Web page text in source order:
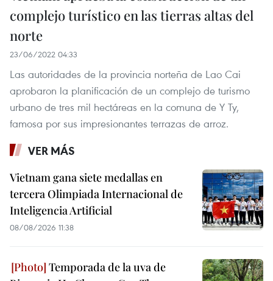
complejo turístico en las tierras altas del
norte
23/06/2022 04:33
Las autoridades de la provincia norteña de Lao Cai
aprobaron la planificación de un complejo de turismo
urbano de tres mil hectáreas en la comuna de Y Ty,
famosa por sus impresionantes terrazas de arroz.
VER MÁS
Vietnam gana siete medallas en
tercera Olimpiada Internacional de
Inteligencia Artificial
08/08/2026 11:38
Temporada de la uva de